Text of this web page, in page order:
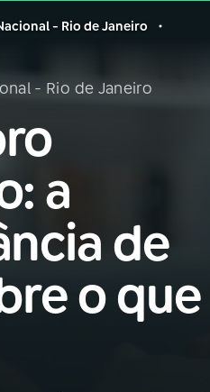
VIVO
- Rio de Janeiro
- Rio de Janeiro
a
de
o que